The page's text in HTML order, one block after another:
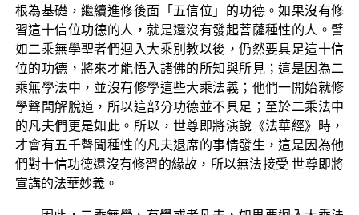
根為基礎，繼續進修後面「五信位」的功德。如果沒有修
習這十信位功德的人，就是還沒有發起菩薩種性的人。譬
如二乘無學聖者們迴入大乘別教以後，仍然要具足這十信
位的功德，將來才能悟入諸佛的所知與所見；這是因為二
乘無學法中，並沒有修學這些大乘法義；他們一開始就修
學聲聞解脫道，所以這部分功德並不具足；至於二乘法中
的凡夫們更是如此。所以，世尊即將演說《法華經》時，
才會有五千聲聞種性的凡夫退席的事情發生，這是因為他
們對十信功德還沒有修習的緣故，所以無法接受 世尊即將
宣講的法華妙義。